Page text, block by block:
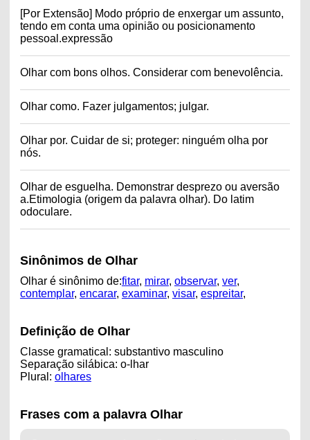
[Por Extensão] Modo próprio de enxergar um assunto,
tendo em conta uma opinião ou posicionamento
pessoal.expressão
Olhar com bons olhos. Considerar com benevolência.
Olhar como. Fazer julgamentos; julgar.
Olhar por. Cuidar de si; proteger: ninguém olha por
nós.
Olhar de esguelha. Demonstrar desprezo ou aversão
a.Etimologia (origem da palavra olhar). Do latim
odoculare.
Sinônimos de Olhar
Olhar é sinônimo de:fitar, mirar, observar, ver,
contemplar, encarar, examinar, visar, espreitar,
Definição de Olhar
Classe gramatical: substantivo masculino
Separação silábica: o-lhar
Plural: olhares
Frases com a palavra Olhar